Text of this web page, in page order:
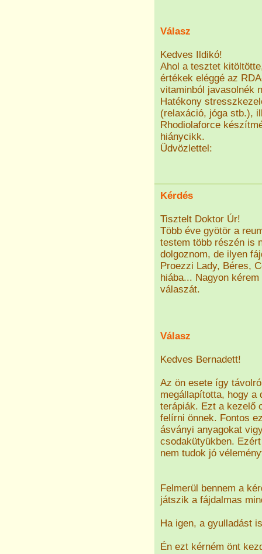
Válasz
Kedves Ildikó!
Ahol a tesztet
értékek eléggé az
vitaminból javasolnék
Hatékony
(relaxáció, jóga stb.),
Rhodiolaforce
hiánycikk.
Üdvözlettel:
Kérdés
Tisztelt Doktor Úr!
Több éve gyötör a
testem több részén is
dolgoznom, de ilyen
Proezzi Lady, Béres,
hiába... Nagyon
válaszát.
Válasz
Kedves Bernadett!
Az ön esete így
megállapította, hogy a
terápiák. Ezt a kezelő
felírni önnek. Fontos
ásványi anyagokat
csodakütyükben.
nem tudok jó
Felmerül bennem a
játszik a fájdalmas
Ha igen, a gyulladást
Én ezt kérném önt